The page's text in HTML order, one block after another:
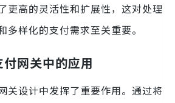
更高的灵活性和扩展性，这对处理
多样化的支付需求至关重要。
网关中的应用
关设计中发挥了重要作用。通过将